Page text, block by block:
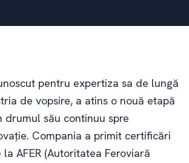
pentru expertiza sa de lungă
de vopsire, a atins o nouă etapă
drumul său continuu spre
Compania a primit certificări
AFER (Autoritatea Feroviară